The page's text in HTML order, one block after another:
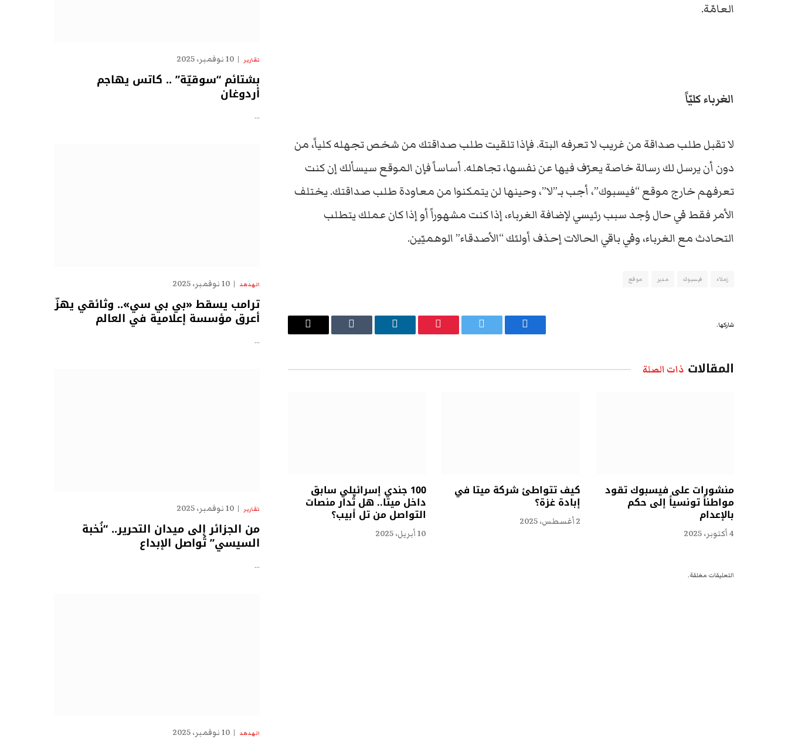
العامّة.
الغرباء كليّاً
لا تقبل طلب صداقة من غريب لا تعرفه البتة. فإذا تلقيت طلب صداقتك من شخص تجهله كلياً، من
دون أن يرسل لك رسالة خاصة يعرّف فيها عن نفسها، تجاهله. أساساً فإن الموقع سيسألك إن كنت
تعرفهم خارج موقع “فيسبوك”، أجب بـ”لا”، وحينها لن يتمكنوا من معاودة طلب صداقتك. يختلف
الأمر فقط في حال وُجد سبب رئيسي لإضافة الغرباء، إذا كنت مشهوراً أو إذا كان عملك يتطلب
التحادث مع الغرباء، وفي باقي الحالات إحذف أولئك “الأصدقاء” الوهميّين.
زملاء فيسبوك مدير موقع
شاركها.
فيسبوك تويتر بينتيريست لينكدإن Tumblr
البريد
المقالات ذات الصلة
منشورات على فيسبوك تقود
مواطناً تونسياً إلى حكم
بالإعدام
4 أكتوبر، 2025
كيف تتواطئ شركة ميتا في
إبادة غزة؟
2 أغسطس، 2025
100 جندي إسرائيلي سابق
داخل ميتا.. هل تُدار منصات
التواصل من تل أبيب؟
10 أبريل، 2025
التعليقات مغلقة.
تقارير 10 نوفمبر، 2025
بشتائم “سوقيّة” .. كاتس يهاجم
أردوغان
…
الهدهد 10 نوفمبر، 2025
ترامب يسقط «بي بي سي».. وثائقي يهزّ
أعرق مؤسسة إعلامية في العالم
…
تقارير 10 نوفمبر، 2025
من الجزائر إلى ميدان التحرير.. “نُخبة
السيسي” تُواصل الإبداع
…
الهدهد 10 نوفمبر، 2025